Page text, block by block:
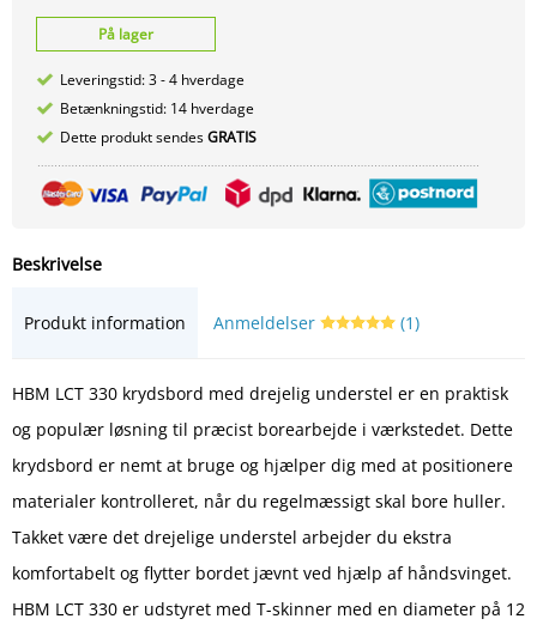
På lager
Leveringstid: 3 - 4 hverdage
Betænkningstid: 14 hverdage
Dette produkt sendesGRATIS
Beskrivelse
Produkt information Anmeldelser (1)
HBM LCT 330 krydsbord med drejelig understel er en praktisk
og populær løsning til præcist borearbejde i værkstedet. Dette
krydsbord er nemt at bruge og hjælper dig med at positionere
materialer kontrolleret, når du regelmæssigt skal bore huller.
Takket være det drejelige understel arbejder du ekstra
komfortabelt og flytter bordet jævnt ved hjælp af håndsvinget.
HBM LCT 330 er udstyret med T-skinner med en diameter på 12